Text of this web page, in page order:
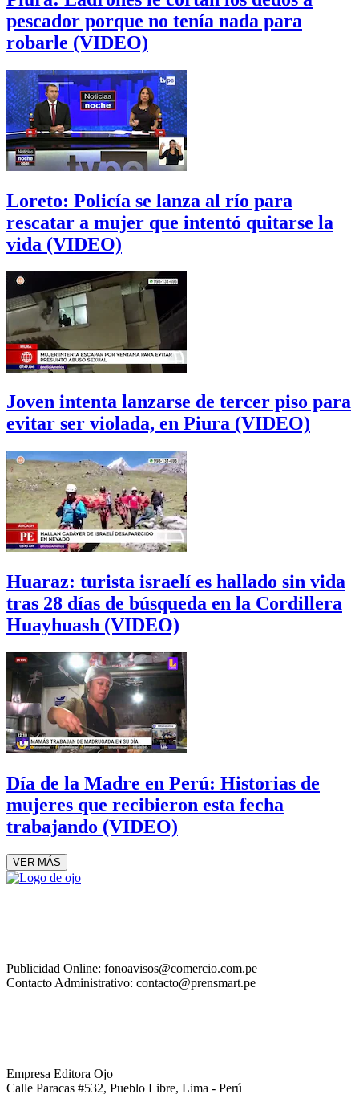
pescador porque no tenía nada para
robarle (VIDEO)
Loreto: Policía se lanza al río para
rescatar a mujer que intentó quitarse la
vida (VIDEO)
Joven intenta lanzarse de tercer piso para
evitar ser violada, en Piura (VIDEO)
Huaraz: turista israelí es hallado sin vida
tras 28 días de búsqueda en la Cordillera
Huayhuash (VIDEO)
Día de la Madre en Perú: Historias de
mujeres que recibieron esta fecha
trabajando (VIDEO)
VER MÁS
Publicidad Online: fonoavisos@comercio.com.pe
Contacto Administrativo: contacto@prensmart.pe
Empresa Editora Ojo
Calle Paracas #532, Pueblo Libre, Lima - Perú